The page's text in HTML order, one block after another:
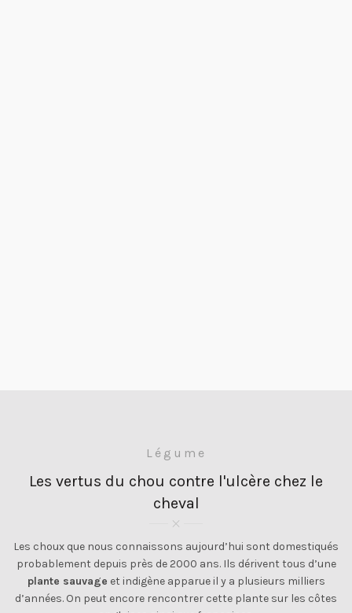
Légume
Les vertus du chou contre l'ulcère chez le
cheval
Les choux que nous connaissons aujourd’hui sont domestiqués
probablement depuis près de 2000 ans. Ils dérivent tous d’une
plante sauvage et indigène apparue il y a plusieurs milliers
d’années. On peut encore rencontrer cette plante sur les côtes